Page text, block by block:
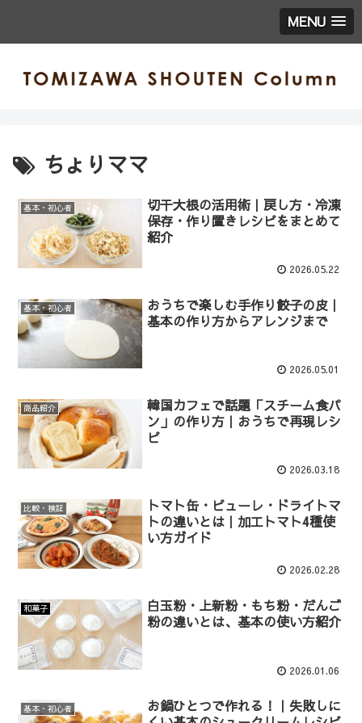
MENU
ちょりママ
基本・初心者
切干大根の活用術｜戻し方・冷凍
保存・作り置きレシピをまとめて
紹介
2026.05.22
基本・初心者
おうちで楽しむ手作り餃子の皮｜
基本の作り方からアレンジまで
2026.05.01
商品紹介
韓国カフェで話題「スチーム食パ
ン」の作り方｜おうちで再現レシ
ピ
2026.03.18
比較・検証
トマト缶・ピューレ・ドライトマ
トの違いとは｜加工トマト4種使
い方ガイド
2026.02.28
和菓子
白玉粉・上新粉・もち粉・だんご
粉の違いとは、基本の使い方紹介
2026.01.06
基本・初心者
お鍋ひとつで作れる！｜失敗しに